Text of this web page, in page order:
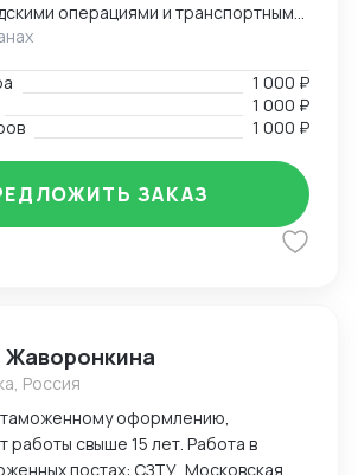
операциями и транспортным
В нее также входит таможенное
в заполнении необходимой
и разрешительной
1 000 ₽
1 000 ₽
1 000 ₽
ЗАКАЗ
Жаворонкина
Россия
таможенному оформлению,
работы свыше 15 лет. Работа в
постах: СЗТУ, Московская